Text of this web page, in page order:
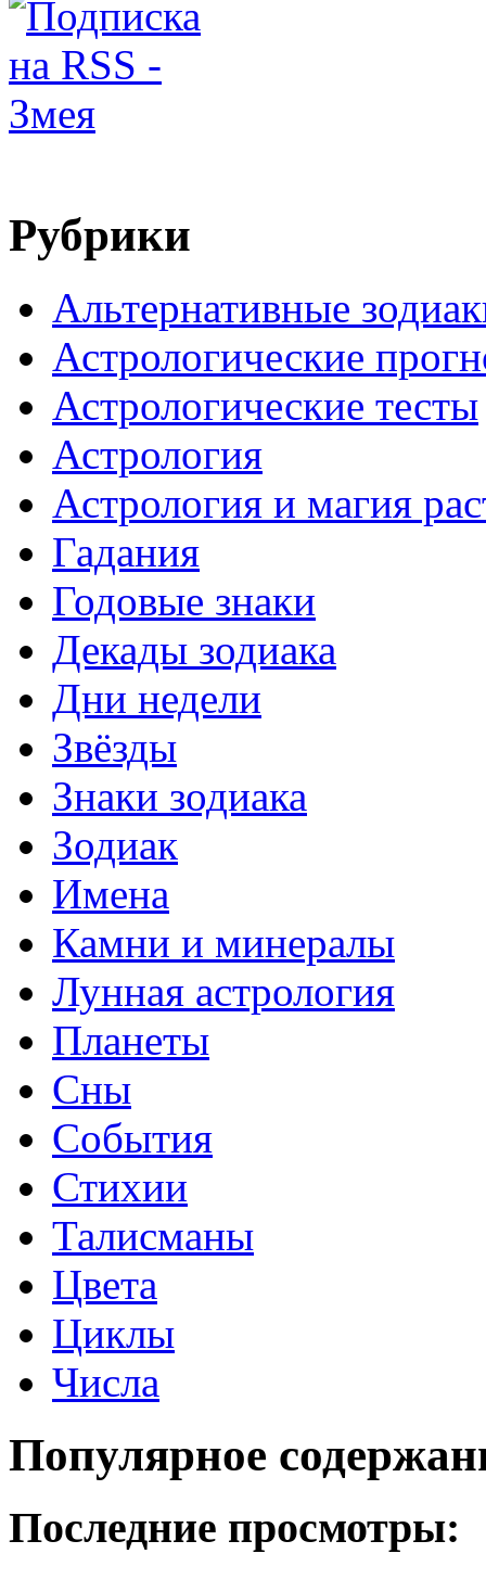
Рубрики
Альтернативные
Астрологические
Астрологические тесты
Астрология
Астрология и магия
Гадания
Годовые знаки
Декады зодиака
Дни недели
Звёзды
Знаки зодиака
Зодиак
Имена
Камни и минералы
Лунная астрология
Планеты
Сны
События
Стихии
Талисманы
Цвета
Циклы
Числа
Популярное
Последние просмотры: